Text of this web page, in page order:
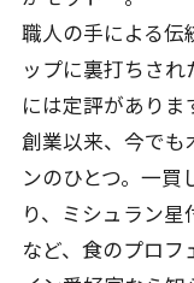
職人の手による伝
ップに裏打ちさ
には定評がありま
創業以来、今で
ンのひとつ。一買
り、ミシュラン
など、食のプロ